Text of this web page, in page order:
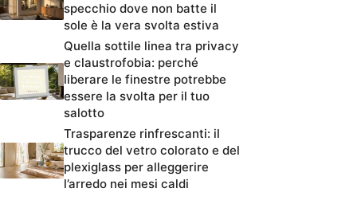
specchio dove non batte il
sole è la vera svolta estiva
Quella sottile linea tra privacy
e claustrofobia: perché
liberare le finestre potrebbe
essere la svolta per il tuo
salotto
Trasparenze rinfrescanti: il
trucco del vetro colorato e del
plexiglass per alleggerire
l’arredo nei mesi caldi